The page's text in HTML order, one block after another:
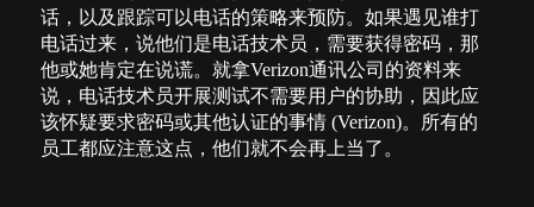
话，以及跟踪可以电话的策略来预防。如果遇见谁打
电话过来，说他们是电话技术员，需要获得密码，那
他或她肯定在说谎。就拿Verizon通讯公司的资料来
说，电话技术员开展测试不需要用户的协助，因此应
该怀疑要求密码或其他认证的事情 (Verizon)。所有的
员工都应注意这点，他们就不会再上当了。